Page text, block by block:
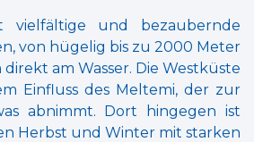
vielfältige und bezaubernde
von hügelig bis zu 2000 Meter
am Wasser. Die Westküste
Einfluss des Meltemi, der zur
abnimmt. Dort hingegen ist
Herbst und Winter mit starken